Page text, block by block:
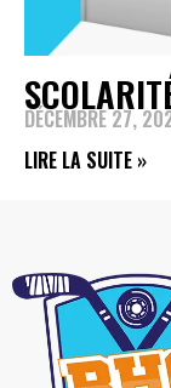
DÉCEMBRE 27,
LIRE LA SUITE »